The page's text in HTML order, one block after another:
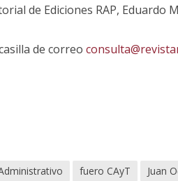
de Ediciones RAP, Eduardo
de correo
fuero CAyT Juan